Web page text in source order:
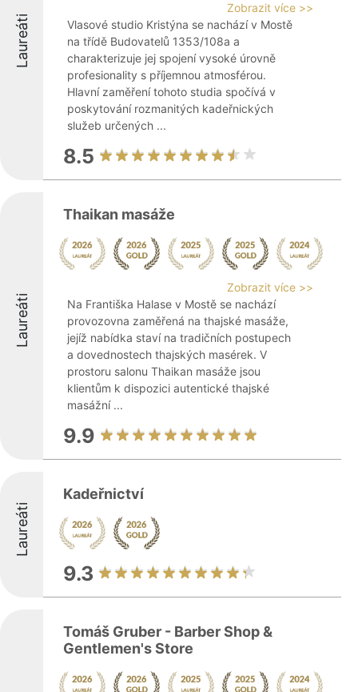
Laureáti
Zobrazit více >>
Vlasové studio Kristýna se nachází v Mostě
na třídě Budovatelů 1353/108a a
charakterizuje jej spojení vysoké úrovně
profesionality s příjemnou atmosférou.
Hlavní zaměření tohoto studia spočívá v
poskytování rozmanitých kadeřnických
služeb určených ...
8.5
Laureáti
Thaikan masáže
Zobrazit více >>
Na Františka Halase v Mostě se nachází
provozovna zaměřená na thajské masáže,
jejíž nabídka staví na tradičních postupech
a dovednostech thajských masérek. V
prostoru salonu Thaikan masáže jsou
klientům k dispozici autentické thajské
masážní ...
9.9
Laureáti
Kadeřnictví
9.3
Tomáš Gruber - Barber Shop &
Gentlemen's Store